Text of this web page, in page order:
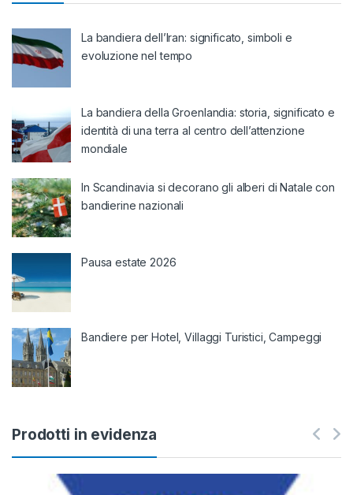
La bandiera dell’Iran: significato, simboli e
evoluzione nel tempo
La bandiera della Groenlandia: storia, significato e
identità di una terra al centro dell’attenzione
mondiale
In Scandinavia si decorano gli alberi di Natale con
bandierine nazionali
Pausa estate 2026
Bandiere per Hotel, Villaggi Turistici, Campeggi
Prodotti in evidenza